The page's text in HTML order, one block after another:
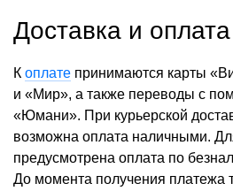
Доставка и оплата
К оплате принимаются карты
и «Мир», а также переводы с
«Юмани». При курьерской
возможна оплата наличными.
предусмотрена оплата по
До момента получения платежа